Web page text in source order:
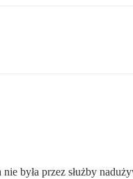
była przez służby